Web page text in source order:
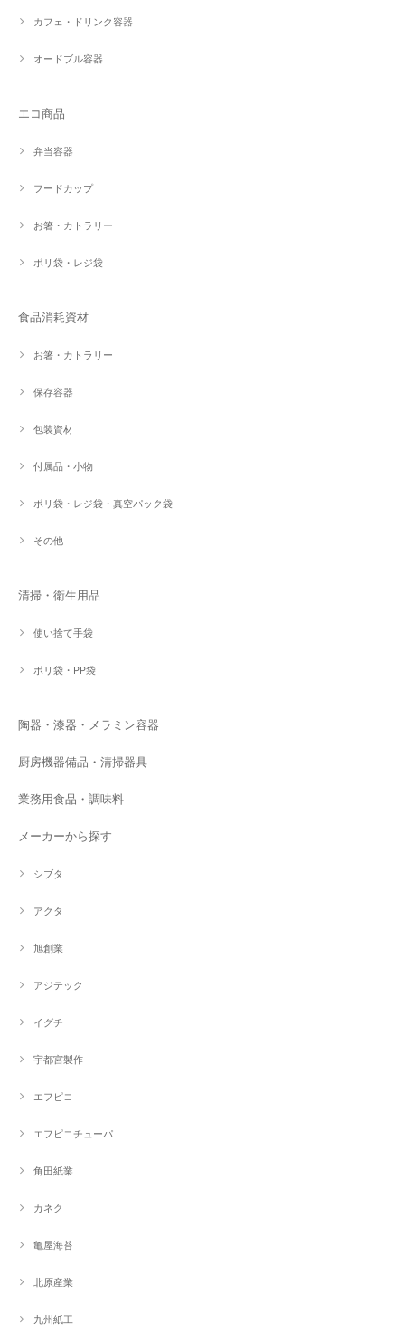
カフェ・ドリンク容器
オードブル容器
エコ商品
弁当容器
フードカップ
お箸・カトラリー
ポリ袋・レジ袋
食品消耗資材
お箸・カトラリー
保存容器
包装資材
付属品・小物
ポリ袋・レジ袋・真空パック袋
その他
清掃・衛生用品
使い捨て手袋
ポリ袋・PP袋
陶器・漆器・メラミン容器
厨房機器備品・清掃器具
業務用食品・調味料
メーカーから探す
シブタ
アクタ
旭創業
アジテック
イグチ
宇都宮製作
エフピコ
エフピコチューパ
角田紙業
カネク
亀屋海苔
北原産業
九州紙工